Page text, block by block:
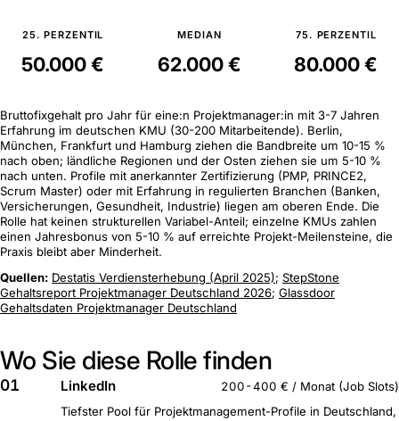
25. PERZENTIL
50.000 €
MEDIAN
62.000 €
75. PERZENTIL
80.000 €
Bruttofixgehalt pro Jahr für eine:n Projektmanager:in mit 3-7 Jahren
Erfahrung im deutschen KMU (30-200 Mitarbeitende). Berlin,
München, Frankfurt und Hamburg ziehen die Bandbreite um 10-15 %
nach oben; ländliche Regionen und der Osten ziehen sie um 5-10 %
nach unten. Profile mit anerkannter Zertifizierung (PMP, PRINCE2,
Scrum Master) oder mit Erfahrung in regulierten Branchen (Banken,
Versicherungen, Gesundheit, Industrie) liegen am oberen Ende. Die
Rolle hat keinen strukturellen Variabel-Anteil; einzelne KMUs zahlen
einen Jahresbonus von 5-10 % auf erreichte Projekt-Meilensteine, die
Praxis bleibt aber Minderheit.
Quellen: Destatis Verdiensterhebung (April 2025); StepStone
Gehaltsreport Projektmanager Deutschland 2026; Glassdoor
Gehaltsdaten Projektmanager Deutschland
Wo Sie diese Rolle finden
01 LinkedIn
200-400 € / Monat (Job Slots)
Tiefster Pool für Projektmanagement-Profile in Deutschland,